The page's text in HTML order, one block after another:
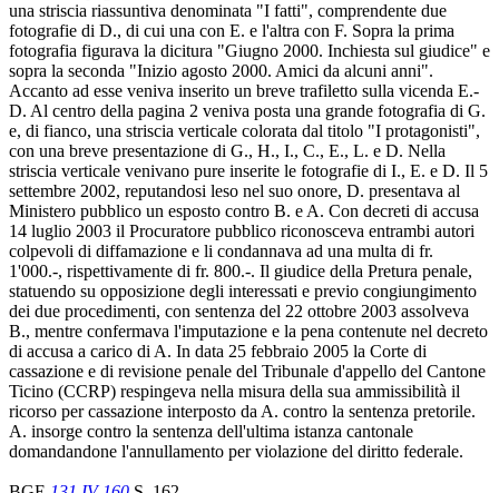
una striscia riassuntiva denominata "I fatti", comprendente due
fotografie di D., di cui una con E. e l'altra con F. Sopra la prima
fotografia figurava la dicitura "Giugno 2000. Inchiesta sul giudice" e
sopra la seconda "Inizio agosto 2000. Amici da alcuni anni".
Accanto ad esse veniva inserito un breve trafiletto sulla vicenda E.-
D. Al centro della pagina 2 veniva posta una grande fotografia di G.
e, di fianco, una striscia verticale colorata dal titolo "I protagonisti",
con una breve presentazione di G., H., I., C., E., L. e D. Nella
striscia verticale venivano pure inserite le fotografie di I., E. e D. Il 5
settembre 2002, reputandosi leso nel suo onore, D. presentava al
Ministero pubblico un esposto contro B. e A. Con decreti di accusa
14 luglio 2003 il Procuratore pubblico riconosceva entrambi autori
colpevoli di diffamazione e li condannava ad una multa di fr.
1'000.-, rispettivamente di fr. 800.-. Il giudice della Pretura penale,
statuendo su opposizione degli interessati e previo congiungimento
dei due procedimenti, con sentenza del 22 ottobre 2003 assolveva
B., mentre confermava l'imputazione e la pena contenute nel decreto
di accusa a carico di A. In data 25 febbraio 2005 la Corte di
cassazione e di revisione penale del Tribunale d'appello del Cantone
Ticino (CCRP) respingeva nella misura della sua ammissibilità il
ricorso per cassazione interposto da A. contro la sentenza pretorile.
A. insorge contro la sentenza dell'ultima istanza cantonale
domandandone l'annullamento per violazione del diritto federale.